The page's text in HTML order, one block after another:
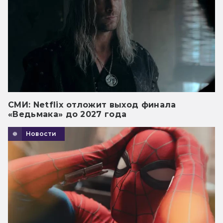
Стройполис
Судный день
Таверна «Красный Дракон» и
дополнения
Тайные камни
Тако, кот, коза, сыр, пицца
Трамвай смерти
Улей
— Ростов-на-Дону, магазин Hobby
Games, 2 июля (10:00-22:00), ТРЦ Парк
пр-т Космонавтов, д. 19а / бул.
Комарова, д. 28ж 2-й этаж
Games, 2 июля (10:00-20:00), ул. Зорге, д.
— Рязань, библиотека им. Горького, 3
июля (12:00-18:00), ул. Ленина, д. 52
— Самара, магазин Hobby Games, 3
июля (12:00-18:00), ул. Ленинградская,
СМИ: Netflix отложит выход финала
«Ведьмака» до 2027 года
Новости